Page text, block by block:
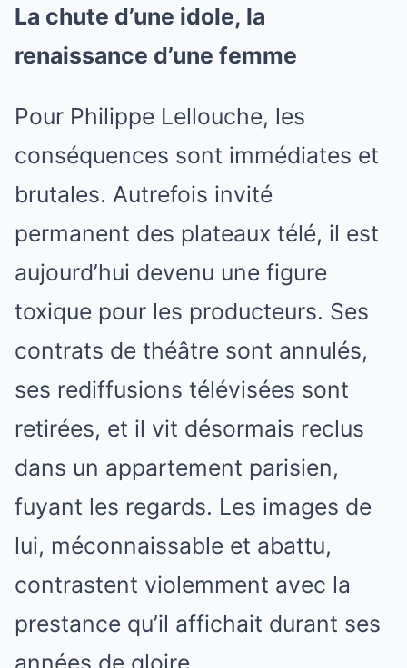
La chute d’une idole, la
renaissance d’une femme
Pour Philippe Lellouche, les
conséquences sont immédiates et
brutales. Autrefois invité
permanent des plateaux télé, il est
aujourd’hui devenu une figure
toxique pour les producteurs. Ses
contrats de théâtre sont annulés,
ses rediffusions télévisées sont
retirées, et il vit désormais reclus
dans un appartement parisien,
fuyant les regards. Les images de
lui, méconnaissable et abattu,
contrastent violemment avec la
prestance qu’il affichait durant ses
années de gloire.